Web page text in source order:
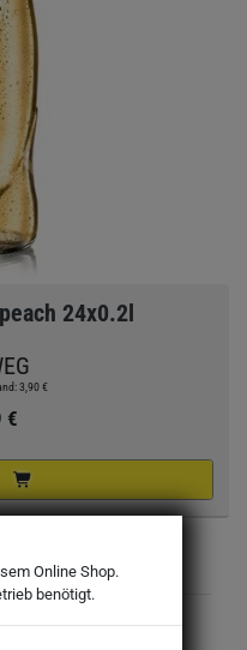
24x0.2l
3,90 €
€
Online Shop.
benötigt.